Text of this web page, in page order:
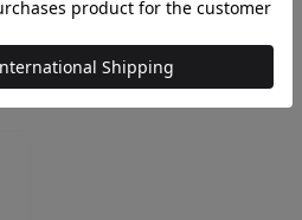
七分袖 綿100% レディース カ
ジュアルシャツ
￥5,489￥3,511(36%OFF)
5.0